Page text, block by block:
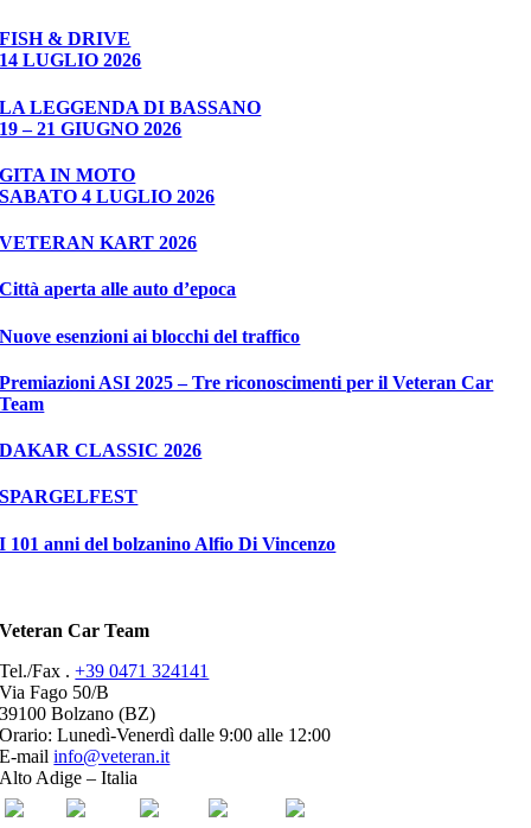
FISH & DRIVE
14 LUGLIO 2026
LA LEGGENDA DI BASSANO
19 – 21 GIUGNO 2026
GITA IN MOTO
SABATO 4 LUGLIO 2026
VETERAN KART 2026
Città aperta alle auto d’epoca
Nuove esenzioni ai blocchi del traffico
Premiazioni ASI 2025 – Tre riconoscimenti per il Veteran Car
Team
DAKAR CLASSIC 2026
SPARGELFEST
I 101 anni del bolzanino Alfio Di Vincenzo
Veteran Car Team
Tel./Fax .+39 0471 324141
Via Fago 50/B
39100 Bolzano (BZ)
Orario: Lunedì-Venerdì dalle 9:00 alle 12:00
E-mailinfo@veteran.it
Alto Adige – Italia
ASI
FIVA ACI youtube facebook